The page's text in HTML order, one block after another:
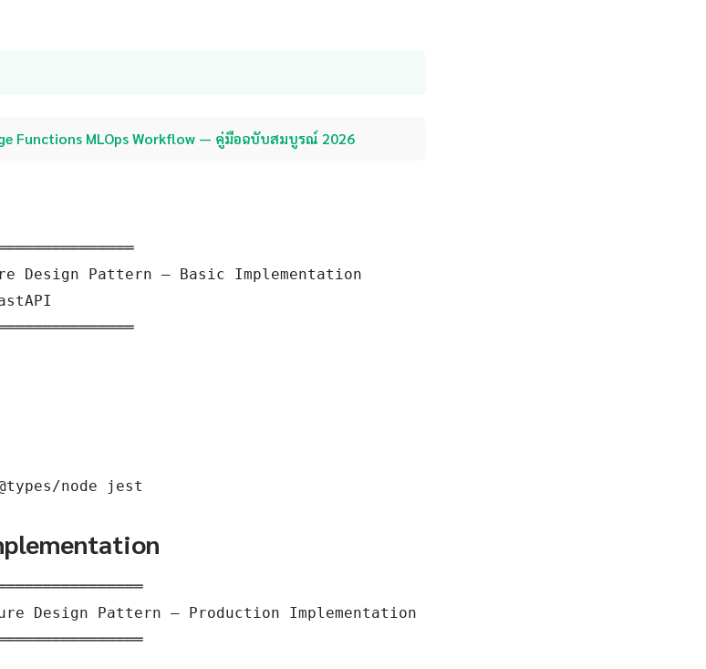
Functions MLOps Workflow — คู่มือฉบับสมบูรณ์ 2026
Design Pattern — Basic Implementation
node jest
Design Pattern — Production Implementation